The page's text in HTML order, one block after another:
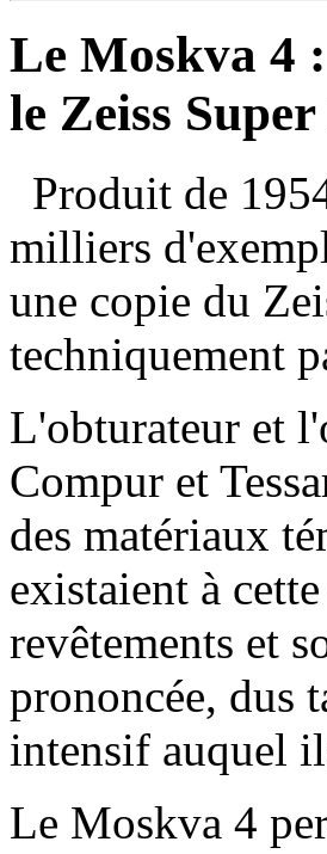
Le Moskva 4 :
le Zeiss
Produit de
milliers
une copie du
techniquement
L'obturateur et
Compur et
des matériaux
existaient à
revêtements et
prononcée, dus
intensif auquel
Le Moskva 4